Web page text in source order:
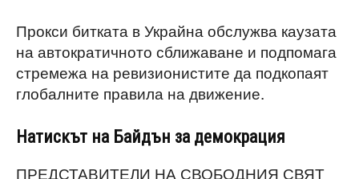
Прокси битката в Украйна обслужва каузата
на автократичното сближаване и подпомага
стремежа на ревизионистите да подкопаят
глобалните правила на движение.
Натискът на Байдън за демокрация
ПРЕДСТАВИТЕЛИ НА СВОБОДНИЯ СВЯТ